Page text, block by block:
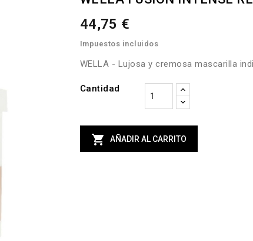
44,75 €
Impuestos incluidos
WELLA - Lujosa y cremosa mascarilla
Cantidad
 AÑADIR AL CARRITO